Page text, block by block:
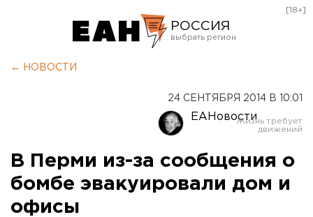
РОССИЯ
Оренбург
[18+]
← НОВОСТИ
24 СЕНТЯБРЯ 2014 В 10:01
ЕАНовости
В Перми из-за сообщения о
бомбе эвакуировали дом и
офисы